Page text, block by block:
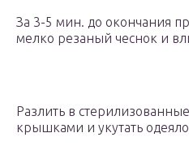
За 3-5 мин. до окончания
мелко резаный чеснок и
Разлить в
крышками и укутать